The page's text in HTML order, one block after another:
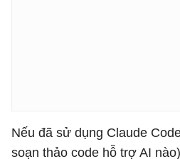
Nếu đã sử dụng Claude
soạn thảo code hỗ trợ AI